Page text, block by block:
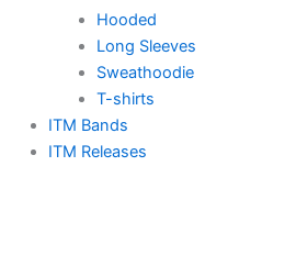
Hooded
Long Sleeves
Sweathoodie
T-shirts
ITM Bands
ITM Releases